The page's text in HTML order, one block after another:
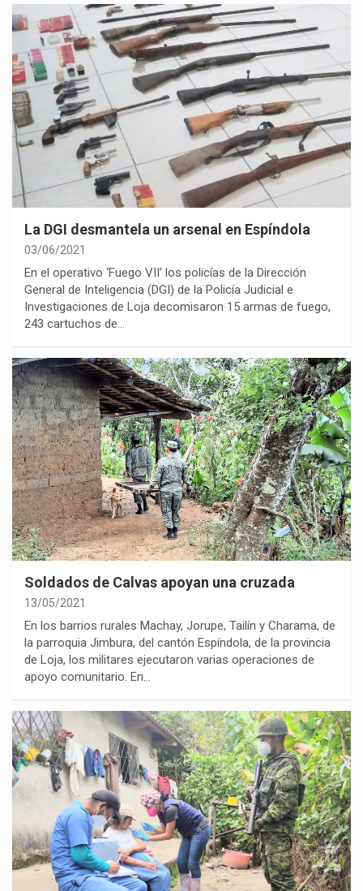
La DGI desmantela un arsenal en Espíndola
03/06/2021
En el operativo ‘Fuego VII’ los policías de la Dirección
General de Inteligencia (DGI) de la Policía Judicial e
Investigaciones de Loja decomisaron 15 armas de fuego,
243 cartuchos de…
Soldados de Calvas apoyan una cruzada
13/05/2021
En los barrios rurales Machay, Jorupe, Tailín y Charama, de
la parroquia Jimbura, del cantón Espíndola, de la provincia
de Loja, los militares ejecutaron varias operaciones de
apoyo comunitario. En…